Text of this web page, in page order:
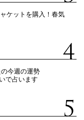
ケットを購入！春気
今週の運勢
で占います